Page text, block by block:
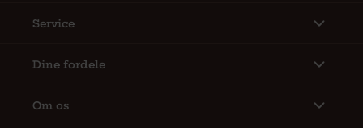
Service
Dine fordele
Om os